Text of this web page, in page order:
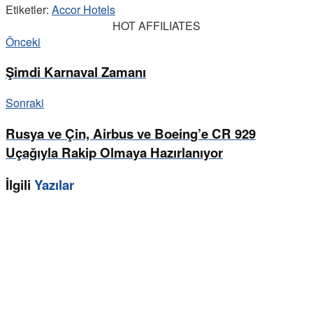
Etiketler: Accor Hotels
HOT AFFILIATES
Önceki
Şimdi Karnaval Zamanı
Sonraki
Rusya ve Çin, Airbus ve Boeing’e CR 929
Uçağıyla Rakip Olmaya Hazırlanıyor
İlgili Yazılar